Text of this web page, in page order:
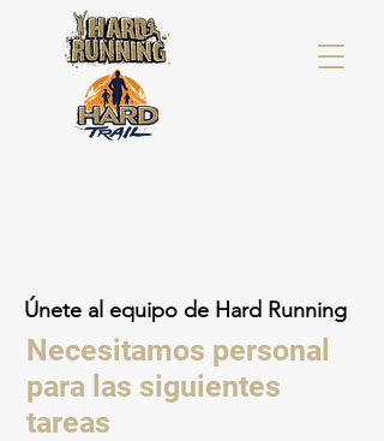
Únete al equipo de Hard Running
Necesitamos personal
para las siguientes
tareas